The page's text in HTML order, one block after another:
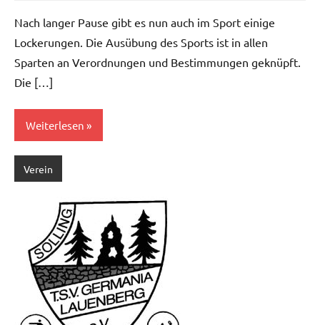
Nach langer Pause gibt es nun auch im Sport einige
Lockerungen. Die Ausübung des Sports ist in allen
Sparten an Verordnungen und Bestimmungen geknüpft.
Die […]
Weiterlesen
Verein